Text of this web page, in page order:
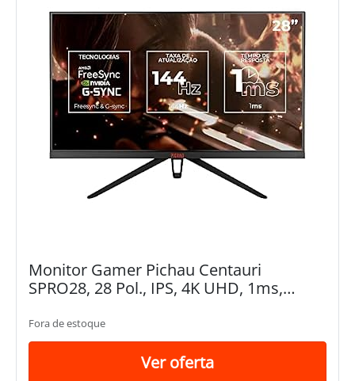
Monitor Gamer Pichau Centauri
SPRO28, 28 Pol., IPS, 4K UHD, 1ms,
CTSP28-BL01
Fora de estoque
Ver oferta